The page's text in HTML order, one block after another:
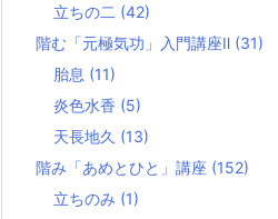
立ちの二 (42)
階む「元極気功」入門講座Ⅱ (31)
胎息 (11)
炎色水香 (5)
天長地久 (13)
階み「あめとひと」講座 (152)
立ちのみ (1)